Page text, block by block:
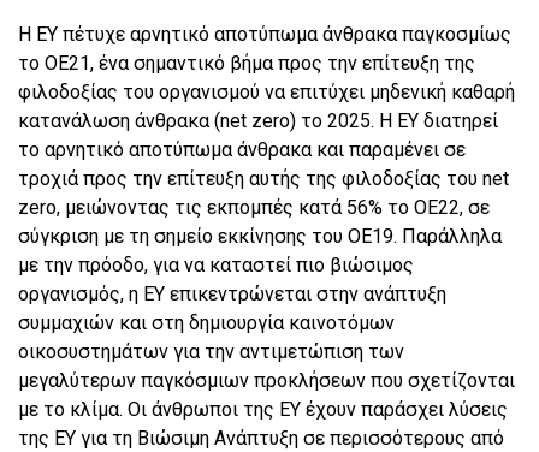
Η EY πέτυχε αρνητικό αποτύπωμα άνθρακα παγκοσμίως
το ΟΕ21, ένα σημαντικό βήμα προς την επίτευξη της
φιλοδοξίας του οργανισμού να επιτύχει μηδενική καθαρή
κατανάλωση άνθρακα (net zero) το 2025. Η EY διατηρεί
το αρνητικό αποτύπωμα άνθρακα και παραμένει σε
τροχιά προς την επίτευξη αυτής της φιλοδοξίας του net
zero, μειώνοντας τις εκπομπές κατά 56% το ΟΕ22, σε
σύγκριση με τη σημείο εκκίνησης του ΟΕ19. Παράλληλα
με την πρόοδο, για να καταστεί πιο βιώσιμος
οργανισμός, η EY επικεντρώνεται στην ανάπτυξη
συμμαχιών και στη δημιουργία καινοτόμων
οικοσυστημάτων για την αντιμετώπιση των
μεγαλύτερων παγκόσμιων προκλήσεων που σχετίζονται
με το κλίμα. Οι άνθρωποι της EY έχουν παράσχει λύσεις
της EY για τη Βιώσιμη Ανάπτυξη σε περισσότερους από